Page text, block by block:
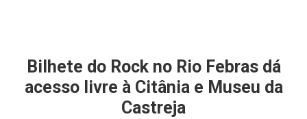
Bilhete do Rock no Rio Febras dá
acesso livre à Citânia e Museu da
Castreja